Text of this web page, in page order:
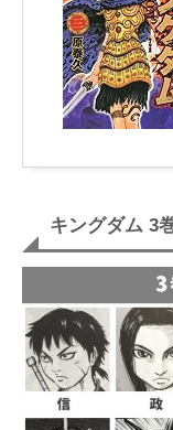
キングダム 3